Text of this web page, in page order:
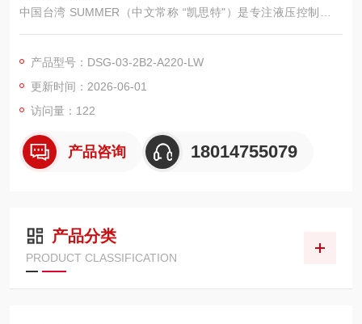
中国台湾 SUMMER（中文常称 “凯思特"）是专注液压控制阀的
老牌厂商，以高性价比、高压耐疲劳、响应快、密封好见长，在
产品型号：DSG-03-2B2-A220-LW
更新时间：2026-06-01
访问量：122
产品咨询 18014755079
产品分类
PRODUCT CLASSIFICATION